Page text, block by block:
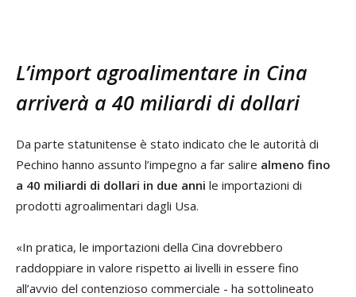
L’import agroalimentare in Cina
arriverà a 40 miliardi di dollari
Da parte statunitense è stato indicato che le autorità di
Pechino hanno assunto l’impegno a far salire almeno fino
a 40 miliardi di dollari in due anni le importazioni di
prodotti agroalimentari dagli Usa.
«In pratica, le importazioni della Cina dovrebbero
raddoppiare in valore rispetto ai livelli in essere fino
all’avvio del contenzioso commerciale - ha sottolineato